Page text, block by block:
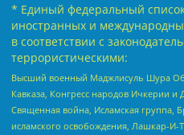
* Единый федеральный
иностранных и
в соответствии с
террористическими:
Высший военный Маджлисуль Шура
Кавказа, Конгресс народов Ичкерии и
Священная война, Исламская группа,
исламского освобождения, Лашкар-И-